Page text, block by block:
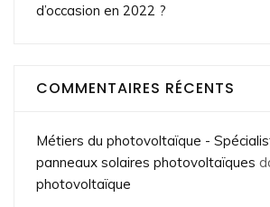
d’occasion en 2022 ?
COMMENTAIRES RÉCENTS
Métiers du photovoltaïque -
panneaux solaires photovoltaïques
photovoltaïque